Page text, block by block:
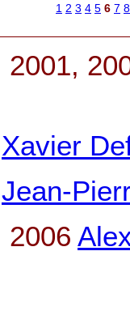
1 2 3 4 5 6 7 8
Xavier
Jean-
2006